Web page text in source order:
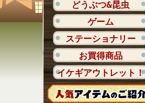
どうぶつ&昆虫
ゲーム
ステーショナリー
お買得商品
イケギアウトレット！